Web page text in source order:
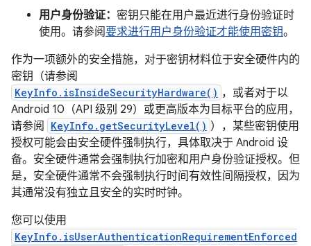
用户身份验证： 密钥只能在用户最近进行身份验证时
使用。请参阅要求进行用户身份验证才能使用密钥。
作为一项额外的安全措施，对于密钥材料位于安全硬件内的
密钥（请参阅
KeyInfo.isInsideSecurityHardware() ，或者对于以
Android 10（API 级别 29）或更高版本为目标平台的应用，
请参阅
KeyInfo.getSecurityLevel() ），某些密钥使用
授权可能会由安全硬件强制执行，具体取决于 Android 设
备。安全硬件通常会强制执行加密和用户身份验证授权。但
是，安全硬件通常不会强制执行时间有效性间隔授权，因为
其通常没有独立且安全的实时时钟。
您可以使用
KeyInfo.isUserAuthenticationRequirementEnforced